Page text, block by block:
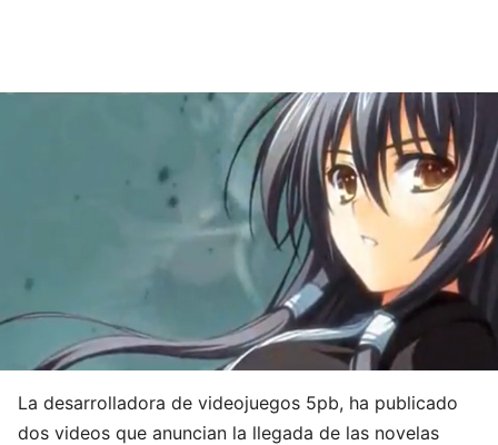
La desarrolladora de videojuegos 5pb, ha publicado
dos videos que anuncian la llegada de las novelas